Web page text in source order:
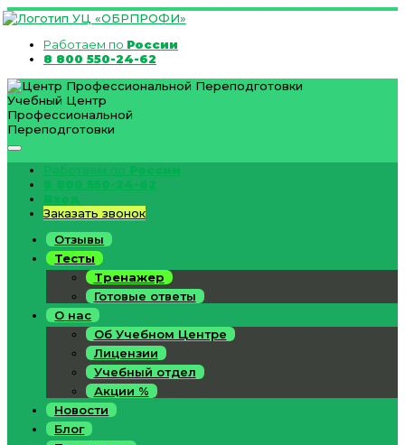
Работаем по России
8 800 550-24-62
Учебный Центр
Профессиональной
Переподготовки
Работаем по России
8 800 550-24-62
Вход
Заказать звонок
Отзывы
Тесты
Тренажер
Готовые ответы
О нас
Об Учебном Центре
Лицензии
Учебный отдел
Акции %
Новости
Блог